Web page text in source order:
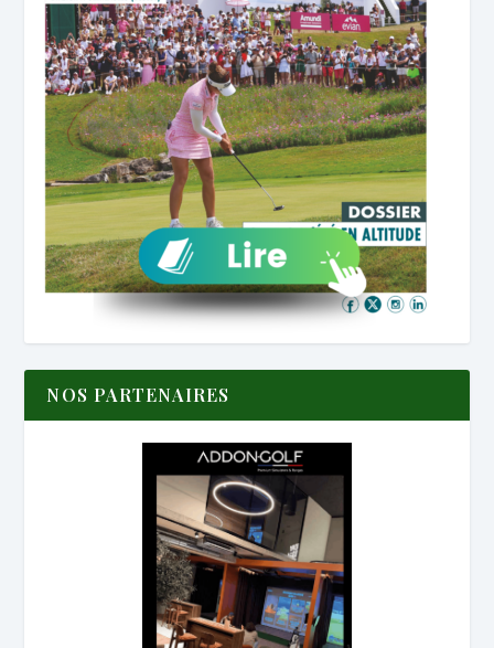
NOS PARTENAIRES